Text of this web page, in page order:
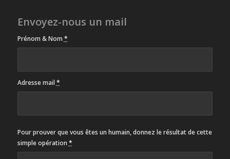
Envoyez-nous un mail
Prénom & Nom *
Adresse mail *
Pour prouver que vous êtes un humain, donnez le résultat de cette
simple opération *